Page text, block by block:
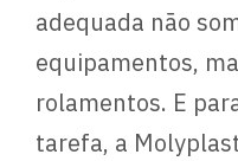
adequada não
equipamentos,
rolamentos. E
tarefa, a